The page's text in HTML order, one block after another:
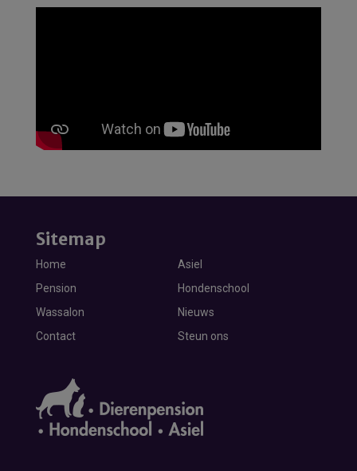
Sitemap
Home
Asiel
Pension
Hondenschool
Wassalon
Nieuws
Contact
Steun ons